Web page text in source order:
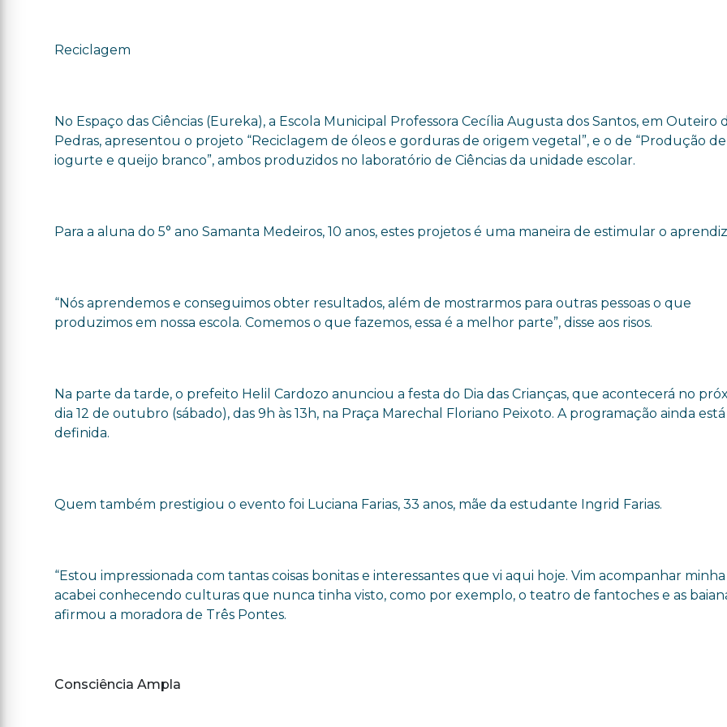
Reciclagem
No Espaço das Ciências (Eureka), a Escola Municipal Professora Cecília Augusta dos Santos, em Outeiro
Pedras, apresentou o projeto “Reciclagem de óleos e gorduras de origem vegetal”, e o de “Produção de
iogurte e queijo branco”, ambos produzidos no laboratório de Ciências da unidade escolar.
Para a aluna do 5° ano Samanta Medeiros, 10 anos, estes projetos é uma maneira de estimular o
“Nós aprendemos e conseguimos obter resultados, além de mostrarmos para outras pessoas o que
produzimos em nossa escola. Comemos o que fazemos, essa é a melhor parte”, disse aos risos.
Na parte da tarde, o prefeito Helil Cardozo anunciou a festa do Dia das Crianças, que acontecerá no
dia 12 de outubro (sábado), das 9h às 13h, na Praça Marechal Floriano Peixoto. A programação ainda
definida.
Quem também prestigiou o evento foi Luciana Farias, 33 anos, mãe da estudante Ingrid Farias.
“Estou impressionada com tantas coisas bonitas e interessantes que vi aqui hoje. Vim acompanhar
acabei conhecendo culturas que nunca tinha visto, como por exemplo, o teatro de fantoches e as
afirmou a moradora de Três Pontes.
Consciência Ampla